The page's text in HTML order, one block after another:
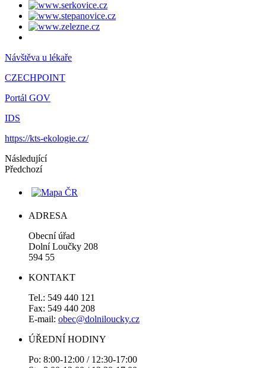
Návštěva u lékaře
CZECHPOINT
Portál GOV
IDS
https://kts-ekologie.cz/
Následující
Předchozí
ADRESA
Obecní úřad
Dolní Loučky 208
594 55
KONTAKT
Tel.: 549 440 121
Fax: 549 440 208
E-mail: obec@dolniloucky.cz
ÚŘEDNÍ HODINY
Po: 8:00-12:00 / 12:30-17:00